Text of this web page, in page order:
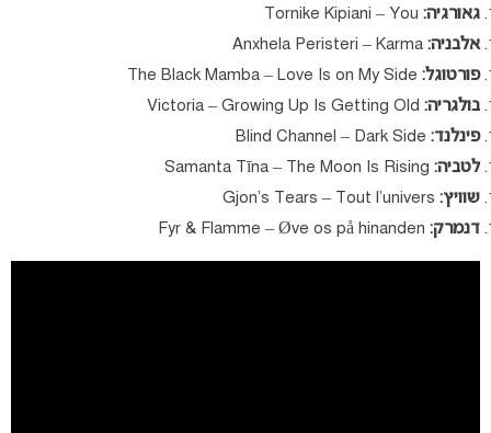
גאורגיה:
אלבניה:
פורטוגל:
בולגריה:
פינלנד:
לטביה:
שוויץ:
דנמרק: